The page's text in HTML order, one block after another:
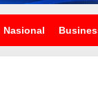
Nasional